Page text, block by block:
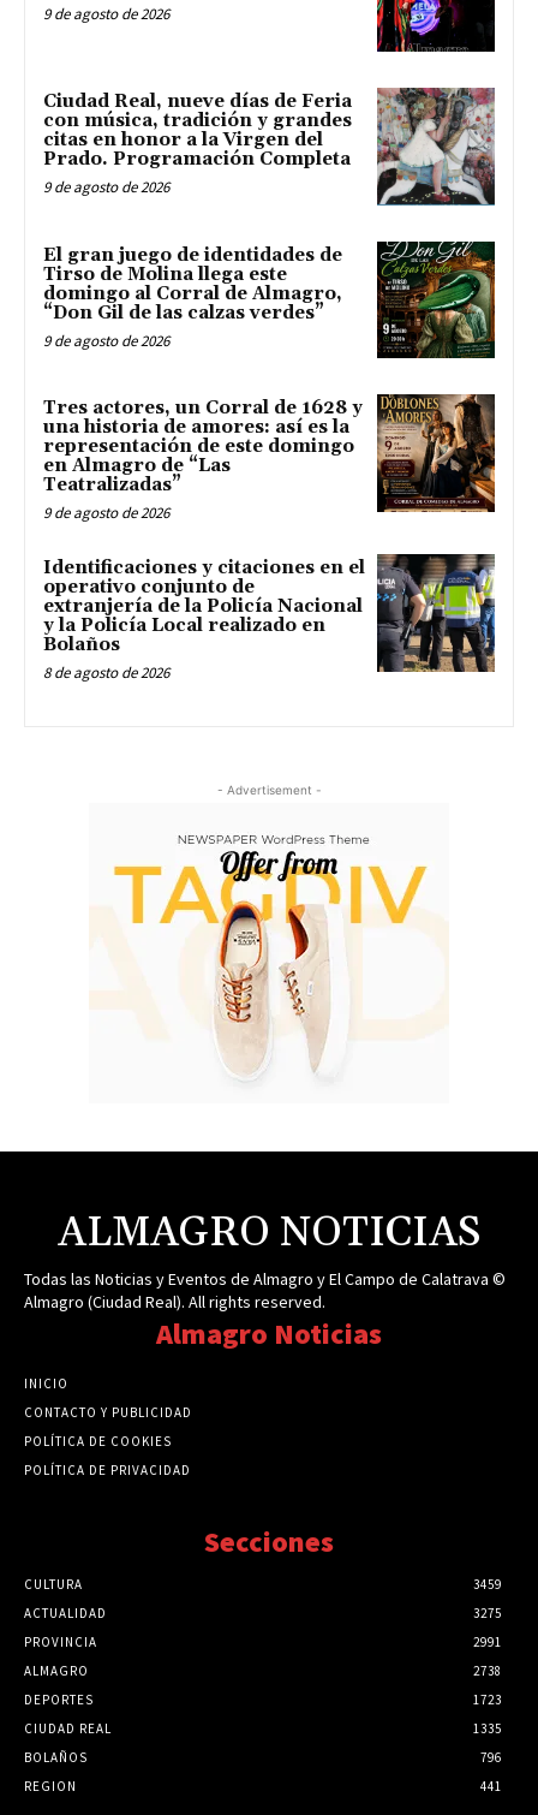
9 de agosto de 2026
Ciudad Real, nueve días de Feria
con música, tradición y grandes
citas en honor a la Virgen del
Prado. Programación Completa
9 de agosto de 2026
El gran juego de identidades de
Tirso de Molina llega este
domingo al Corral de Almagro,
“Don Gil de las calzas verdes”
9 de agosto de 2026
Tres actores, un Corral de 1628 y
una historia de amores: así es la
representación de este domingo
en Almagro de “Las
Teatralizadas”
9 de agosto de 2026
Identificaciones y citaciones en el
operativo conjunto de
extranjería de la Policía Nacional
y la Policía Local realizado en
Bolaños
8 de agosto de 2026
- Advertisement -
ALMAGRO NOTICIAS
Todas las Noticias y Eventos de Almagro y El Campo de Calatrava ©
Almagro (Ciudad Real). All rights reserved.
Almagro Noticias
INICIO
CONTACTO Y PUBLICIDAD
POLÍTICA DE COOKIES
POLÍTICA DE PRIVACIDAD
Secciones
CULTURA
3459
ACTUALIDAD
3275
PROVINCIA
2991
ALMAGRO
2738
DEPORTES
1723
CIUDAD REAL
1335
BOLAÑOS
796
REGION
441